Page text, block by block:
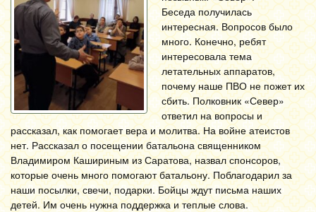
Беседа получилась
интересная. Вопросов было
много. Конечно, ребят
интересовала тема
летательных аппаратов,
почему наше ПВО не пожет их
сбить. Полковник «Север»
ответил на вопросы и
рассказал, как помогает вера и молитва. На войне атеистов
нет. Рассказал о посещении батальона священником
Владимиром Кашириным из Саратова, назвал спонсоров,
которые очень много помогают батальону. Поблагодарил за
наши посылки, свечи, подарки. Бойцы ждут письма наших
детей. Им очень нужна поддержка и теплые слова.